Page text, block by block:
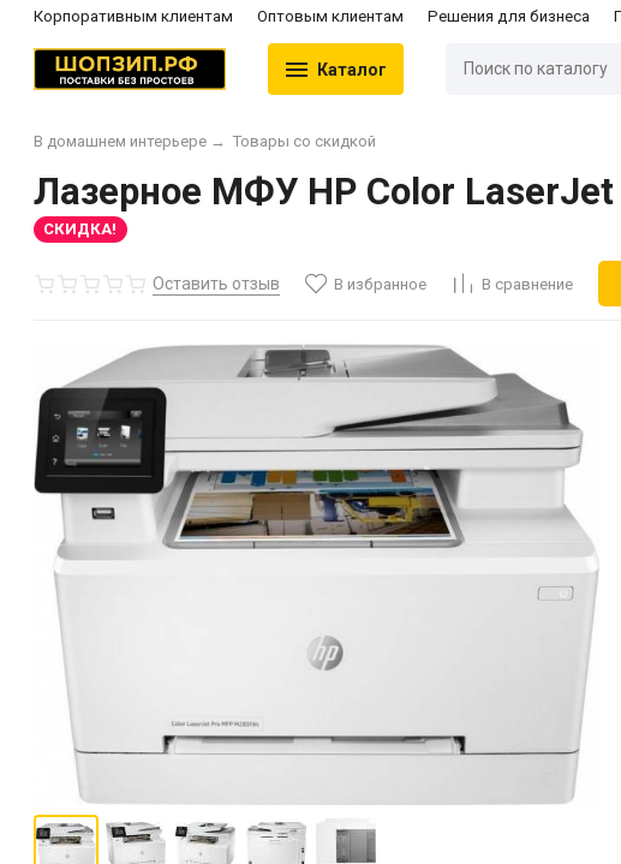
Корпоративным клиентам Оптовым клиентам Решения для бизнеса
Каталог
В домашнем интерьере → Товары со скидкой
Лазерное МФУ HP Color
СКИДКА!
Оставить отзыв В избранное В сравнение